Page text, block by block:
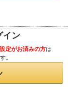
イン
定がお済みの方は
。